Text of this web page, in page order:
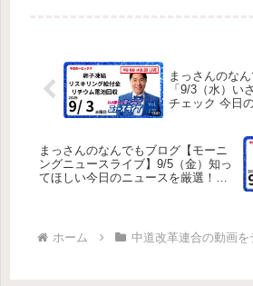
度予算案は過
懸念が強まっ
売り → 長期金
（2.1％）国際
る「質問主意
害への理解と
要点
まっさんのな
「9/3（水）い
チェック 今日
まっさんのなんでもブログ【モーニ
ングニュースライブ】9/5（金）知っ
てほしい今日のニュースを厳選！い
ホーム
中道改革連合の動画を